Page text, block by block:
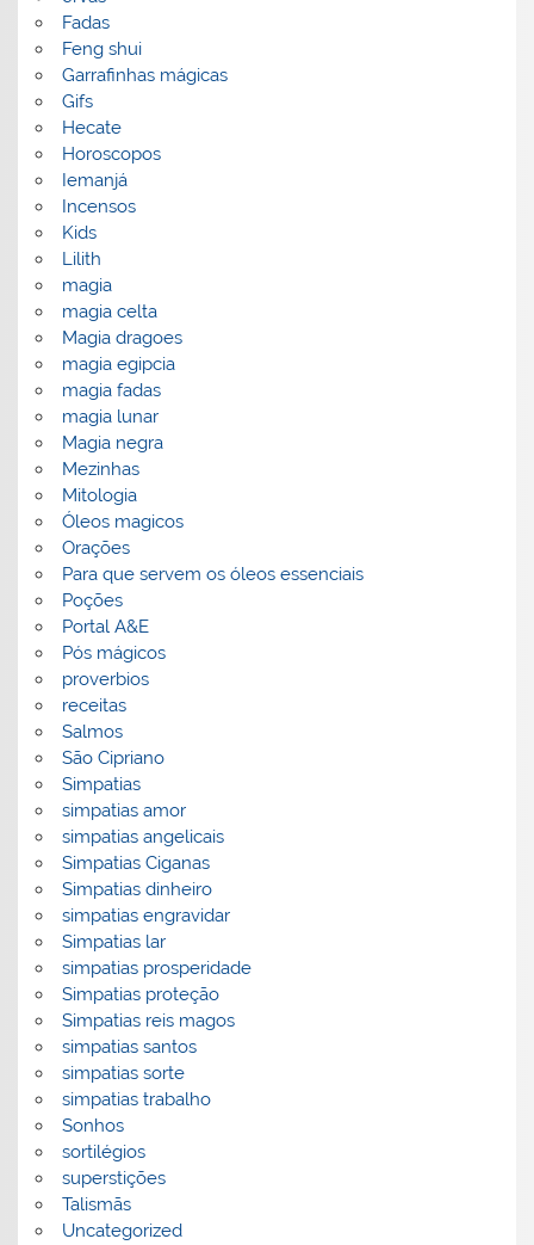
Fadas
Feng shui
Garrafinhas mágicas
Gifs
Hecate
Horoscopos
Iemanjá
Incensos
Kids
Lilith
magia
magia celta
Magia dragoes
magia egipcia
magia fadas
magia lunar
Magia negra
Mezinhas
Mitologia
Óleos magicos
Orações
Para que servem os óleos essenciais
Poções
Portal A&E
Pós mágicos
proverbios
receitas
Salmos
São Cipriano
Simpatias
simpatias amor
simpatias angelicais
Simpatias Ciganas
Simpatias dinheiro
simpatias engravidar
Simpatias lar
simpatias prosperidade
Simpatias proteção
Simpatias reis magos
simpatias santos
simpatias sorte
simpatias trabalho
Sonhos
sortilégios
superstições
Talismãs
Uncategorized